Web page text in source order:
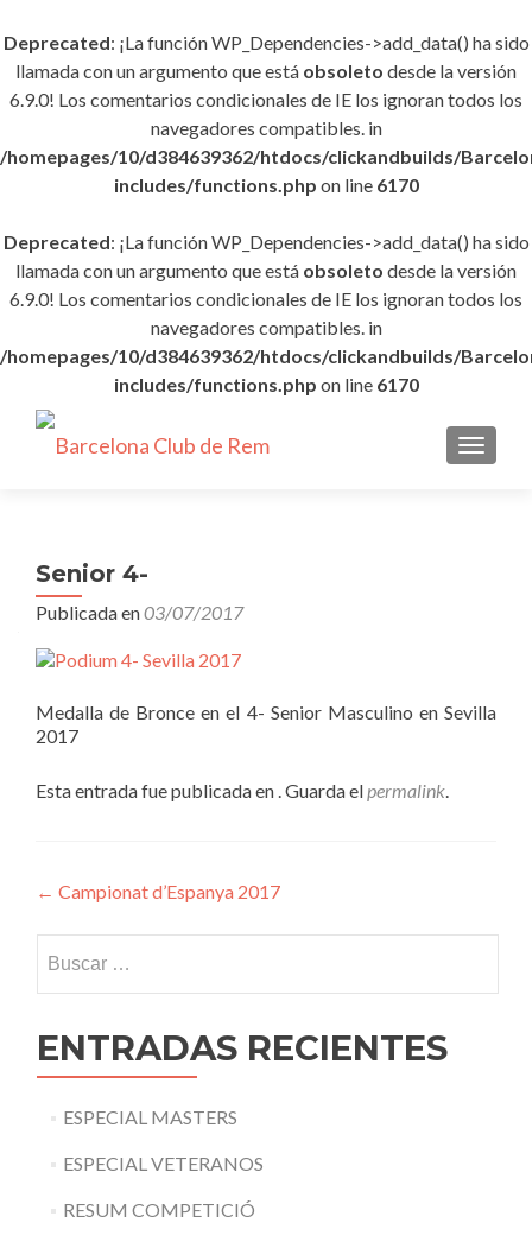
Deprecated: ¡La función WP_Dependencies->add_data() ha sido
llamada con un argumento que está obsoleto desde la versión
6.9.0! Los comentarios condicionales de IE los ignoran todos los
navegadores compatibles. in
/homepages/10/d384639362/htdocs/clickandbuilds/
includes/functions.php on line 6170
Deprecated: ¡La función WP_Dependencies->add_data() ha sido
llamada con un argumento que está obsoleto desde la versión
6.9.0! Los comentarios condicionales de IE los ignoran todos los
navegadores compatibles. in
/homepages/10/d384639362/htdocs/clickandbuilds/
includes/functions.php on line 6170
Senior 4-
Publicada en03/07/2017
Medalla de Bronce en el 4- Senior Masculino en Sevilla
2017
Esta entrada fue publicada en . Guarda elpermalink.
Navegación
de
entradas
← Campionat d’Espanya 2017
ENTRADAS RECIENTES
ESPECIAL MASTERS
ESPECIAL VETERANOS
RESUM COMPETICIÓ